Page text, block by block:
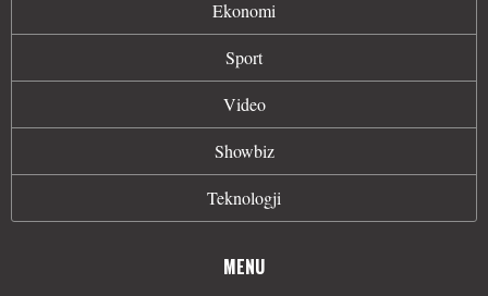
Ekonomi
Sport
Video
Showbiz
Teknologji
MENU